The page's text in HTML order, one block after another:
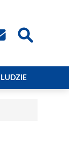
LUDZIE